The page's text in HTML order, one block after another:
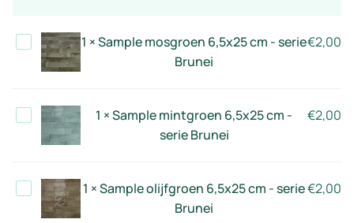
Sample
mosgroen
-
serie
Brunei
1 ×Sample mosgroen 6,5x25 cm - serie
Brunei
€2,00
Sample
mintgroen
-
serie
1 ×Sample mintgroen 6,5x25 cm -
serie Brunei
€2,00
Sample
olijfgroen
1 ×Sample olijfgroen 6,5x25 cm - serie
Brunei
€2,00